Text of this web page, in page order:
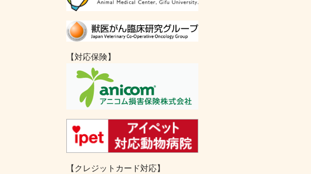
【対応保険】
【クレジットカード対応】